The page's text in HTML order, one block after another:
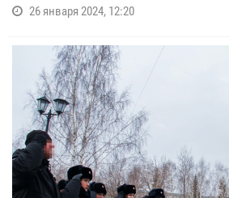
26 января 2024, 12:20